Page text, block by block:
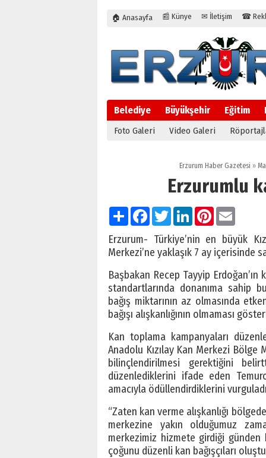
🏠 Anasayfa 📰 Künye ✉ İletişim ☎
Belediye Büyükşehir Eğitim
Foto Galeri Video Galeri
Erzurum Haber Gazetesi »
Erzurumlu
PaylaşFacebook
TwitterLinkedInPinterest
Erzurum- Türkiye’nin en büyük
Merkezi’ne yaklaşık 7 ay içerisinde
Başbakan Recep Tayyip Erdoğan’ın
standartlarında donanıma sahip
bağış miktarının az olmasında
bağışı alışkanlığının olmaması
Kan toplama kampanyaları
Anadolu Kızılay Kan Merkezi Bölge
bilinçlendirilmesi gerektiğini
düzenlediklerini ifade eden
amacıyla ödüllendirdiklerini
“Zaten kan verme alışkanlığı
merkezine yakın olduğumuz
merkezimiz hizmete girdiği günden
çoğunu düzenli kan bağışçıları